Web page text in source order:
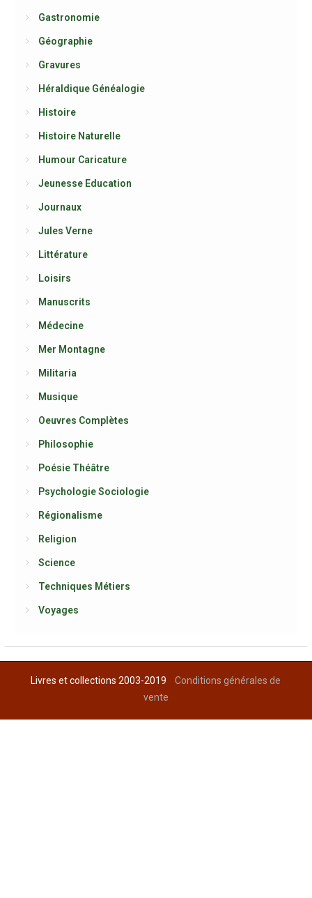
Gastronomie
Géographie
Gravures
Héraldique Généalogie
Histoire
Histoire Naturelle
Humour Caricature
Jeunesse Education
Journaux
Jules Verne
Littérature
Loisirs
Manuscrits
Médecine
Mer Montagne
Militaria
Musique
Oeuvres Complètes
Philosophie
Poésie Théâtre
Psychologie Sociologie
Régionalisme
Religion
Science
Techniques Métiers
Voyages
Livres et collections 2003-2019Conditions générales de
vente